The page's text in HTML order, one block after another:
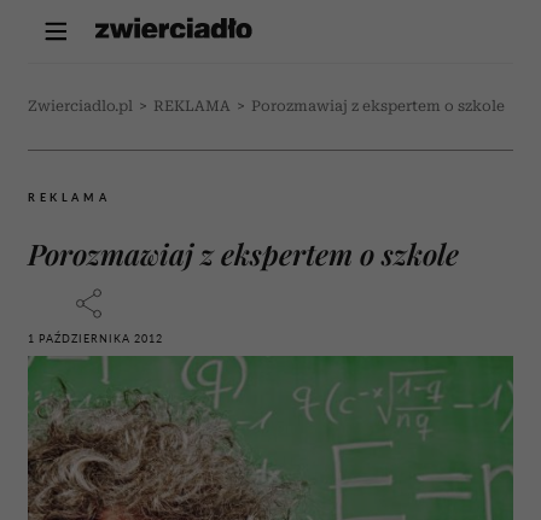
Zwierciadlo.pl > REKLAMA > Porozmawiaj z ekspertem o szkole
REKLAMA
Porozmawiaj z ekspertem o szkole
1 PAŹDZIERNIKA 2012